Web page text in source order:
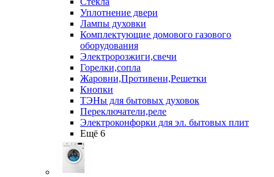
Уплотнение двери
Лампы духовки
Комплектующие домового газового
оборудования
Электророзжиги,свечи
Горелки,сопла
Жаровни,Противени,Решетки
Кнопки
ТЭНы для бытовых духовок
Переключатели,реле
Электроконфорки для эл. бытовых плит
Ещё 6